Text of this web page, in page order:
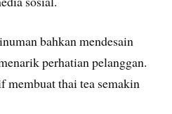
bahkan mendesain
perhatian pelanggan.
thai tea semakin